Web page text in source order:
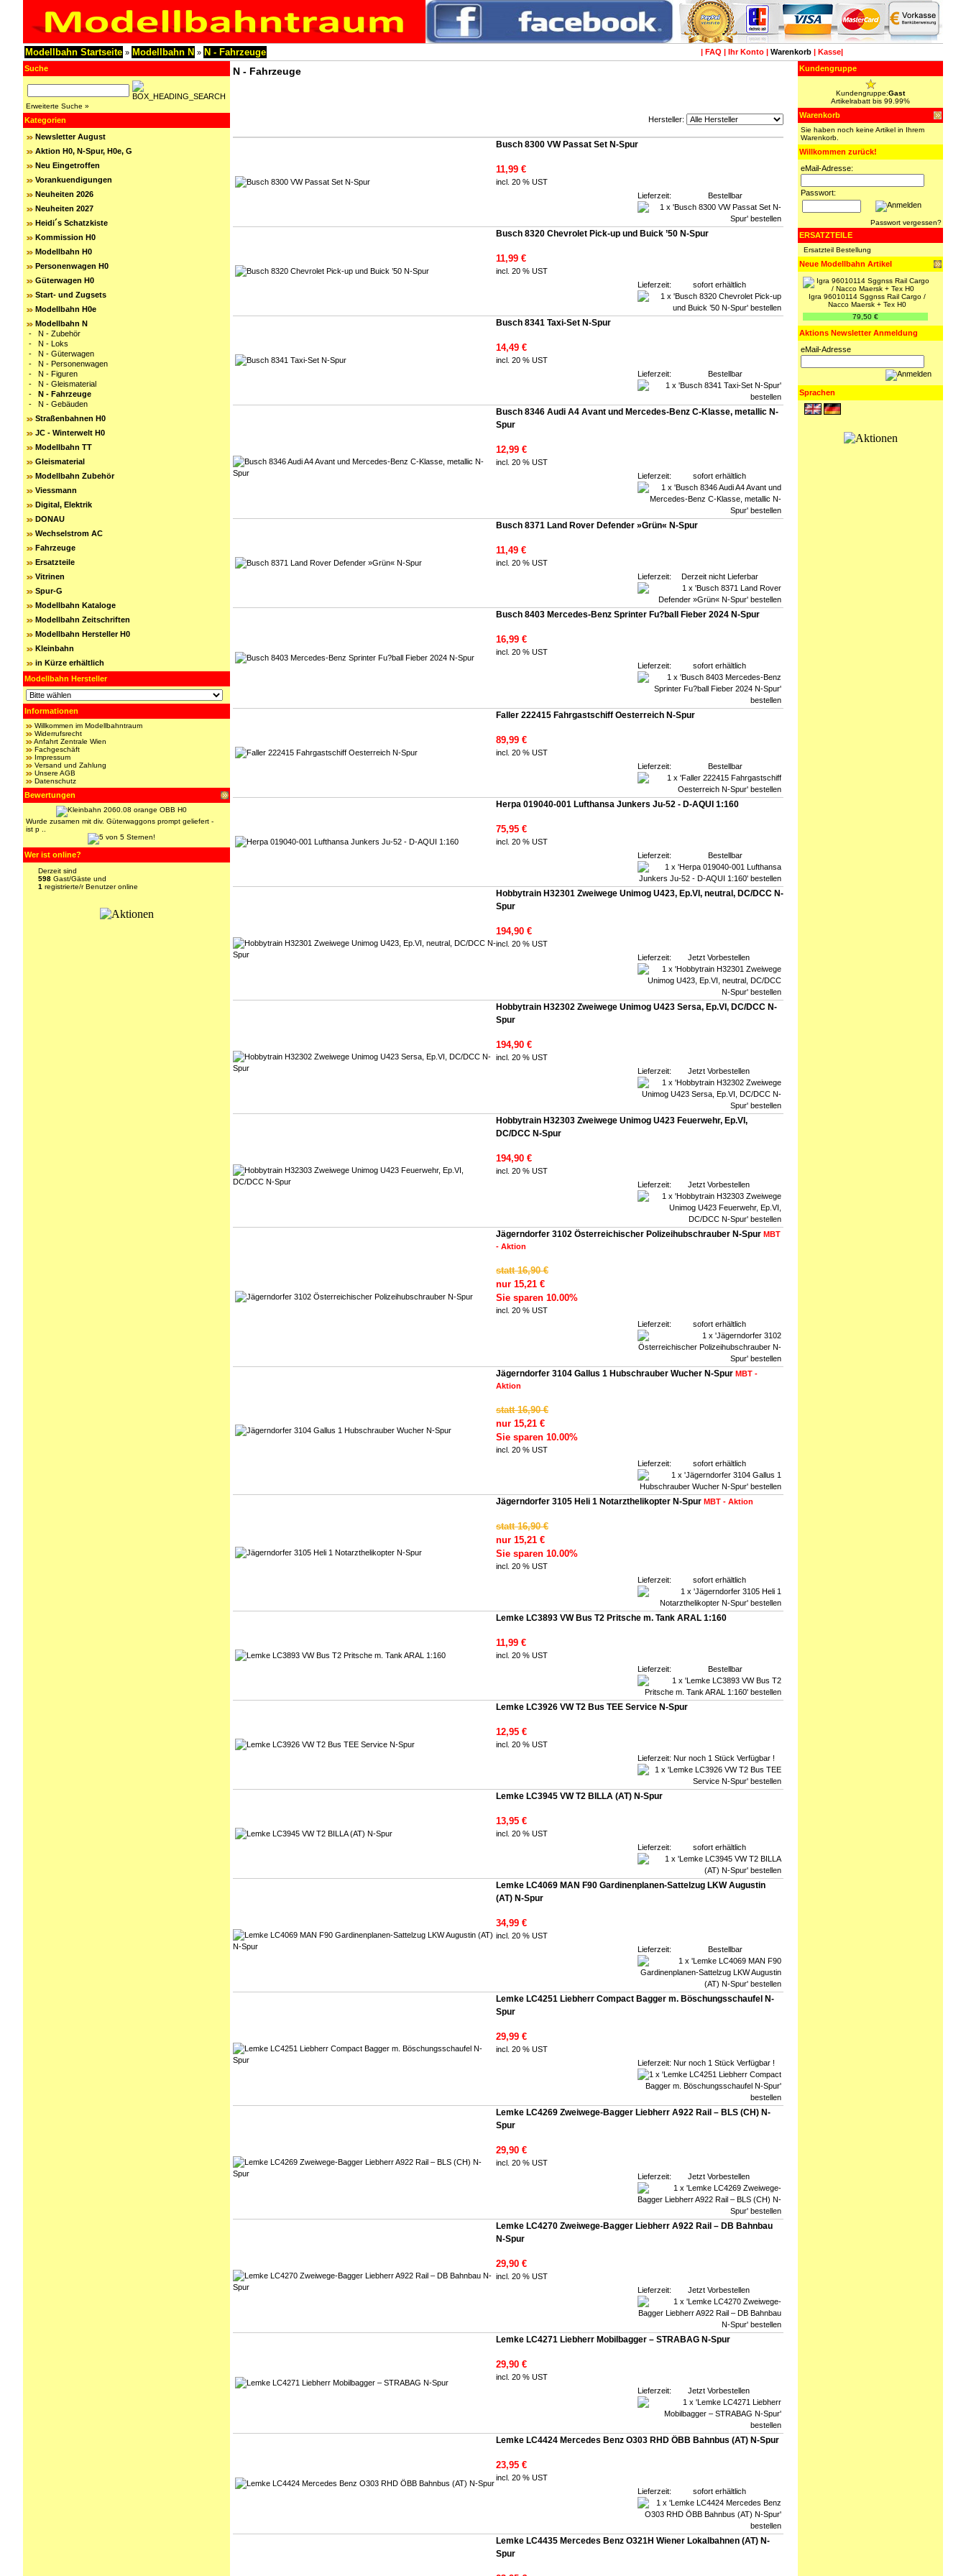
Modellbahn Startseite » Modellbahn N » N - Fahrzeuge | FAQ | Ihr Konto| Warenkorb| Kasse|
Suche
Erweiterte Suche »
Kategorien
Newsletter August
Aktion H0, N-Spur, H0e, G
Neu Eingetroffen
Vorankuendigungen
Neuheiten 2026
Neuheiten 2027
Heidi´s Schatzkiste
Kommission H0
Modellbahn H0
Personenwagen H0
Güterwagen H0
Start- und Zugsets
Modellbahn H0e
Modellbahn N
- N - Zubehör
- N - Loks
- N - Güterwagen
- N - Personenwagen
- N - Figuren
- N - Gleismaterial
- N - Fahrzeuge
- N - Gebäuden
Straßenbahnen H0
JC - Winterwelt H0
Modellbahn TT
Gleismaterial
Modellbahn Zubehör
Viessmann
Digital, Elektrik
DONAU
Wechselstrom AC
Fahrzeuge
Ersatzteile
Vitrinen
Spur-G
Modellbahn Kataloge
Modellbahn Zeitschriften
Modellbahn Hersteller H0
Kleinbahn
in Kürze erhältlich
Modellbahn Hersteller
Informationen
Willkommen im Modellbahntraum
Widerrufsrecht
Anfahrt Zentrale Wien
Fachgeschäft
Impressum
Versand und Zahlung
Unsere AGB
Datenschutz
Bewertungen
Wurde zusamen mit div. Güterwaggons prompt geliefert -
ist p ..
Wer ist online?
Derzeit sind
598 Gast/Gäste und
1 registrierte/r Benutzer online
N - Fahrzeuge
Hersteller:
Busch 8300 VW Passat Set N-Spur
11,99 €
incl. 20 % UST
Lieferzeit:
Bestellbar
Busch 8320 Chevrolet Pick-up und Buick ’50 N-Spur
11,99 €
incl. 20 % UST
Lieferzeit:
sofort erhältlich
Busch 8341 Taxi-Set N-Spur
14,49 €
incl. 20 % UST
Lieferzeit:
Bestellbar
Busch 8346 Audi A4 Avant und Mercedes-Benz C-Klasse, metallic N-
Spur
12,99 €
incl. 20 % UST
Lieferzeit:
sofort erhältlich
Busch 8371 Land Rover Defender »Grün« N-Spur
11,49 €
incl. 20 % UST
Lieferzeit:
Derzeit nicht Lieferbar
Busch 8403 Mercedes-Benz Sprinter Fu?ball Fieber 2024 N-Spur
16,99 €
incl. 20 % UST
Lieferzeit:
sofort erhältlich
Faller 222415 Fahrgastschiff Oesterreich N-Spur
89,99 €
incl. 20 % UST
Lieferzeit:
Bestellbar
Herpa 019040-001 Lufthansa Junkers Ju-52 - D-AQUI 1:160
75,95 €
incl. 20 % UST
Lieferzeit:
Bestellbar
Hobbytrain H32301 Zweiwege Unimog U423, Ep.VI, neutral, DC/DCC N-
Spur
194,90 €
incl. 20 % UST
Lieferzeit:
Jetzt Vorbestellen
Hobbytrain H32302 Zweiwege Unimog U423 Sersa, Ep.VI, DC/DCC N-
Spur
194,90 €
incl. 20 % UST
Lieferzeit:
Jetzt Vorbestellen
Hobbytrain H32303 Zweiwege Unimog U423 Feuerwehr, Ep.VI,
DC/DCC N-Spur
194,90 €
incl. 20 % UST
Lieferzeit:
Jetzt Vorbestellen
Jägerndorfer 3102 Österreichischer Polizeihubschrauber N-Spur MBT
- Aktion
statt 16,90 €
nur 15,21 €
Sie sparen 10.00%
incl. 20 % UST
Lieferzeit:
sofort erhältlich
Jägerndorfer 3104 Gallus 1 Hubschrauber Wucher N-Spur MBT -
Aktion
statt 16,90 €
nur 15,21 €
Sie sparen 10.00%
incl. 20 % UST
Lieferzeit:
sofort erhältlich
Jägerndorfer 3105 Heli 1 Notarzthelikopter N-Spur MBT - Aktion
statt 16,90 €
nur 15,21 €
Sie sparen 10.00%
incl. 20 % UST
Lieferzeit:
sofort erhältlich
Lemke LC3893 VW Bus T2 Pritsche m. Tank ARAL 1:160
11,99 €
incl. 20 % UST
Lieferzeit:
Bestellbar
Lemke LC3926 VW T2 Bus TEE Service N-Spur
12,95 €
incl. 20 % UST
Lieferzeit: Nur noch 1 Stück Verfügbar !
Lemke LC3945 VW T2 BILLA (AT) N-Spur
13,95 €
incl. 20 % UST
Lieferzeit:
sofort erhältlich
Lemke LC4069 MAN F90 Gardinenplanen-Sattelzug LKW Augustin
(AT) N-Spur
34,99 €
incl. 20 % UST
Lieferzeit:
Bestellbar
Lemke LC4251 Liebherr Compact Bagger m. Böschungsschaufel N-
Spur
29,99 €
incl. 20 % UST
Lieferzeit: Nur noch 1 Stück Verfügbar !
Lemke LC4269 Zweiwege-Bagger Liebherr A922 Rail – BLS (CH) N-
Spur
29,90 €
incl. 20 % UST
Lieferzeit:
Jetzt Vorbestellen
Lemke LC4270 Zweiwege-Bagger Liebherr A922 Rail – DB Bahnbau
N-Spur
29,90 €
incl. 20 % UST
Lieferzeit:
Jetzt Vorbestellen
Lemke LC4271 Liebherr Mobilbagger – STRABAG N-Spur
29,90 €
incl. 20 % UST
Lieferzeit:
Jetzt Vorbestellen
Lemke LC4424 Mercedes Benz O303 RHD ÖBB Bahnbus (AT) N-Spur
23,95 €
incl. 20 % UST
Lieferzeit:
sofort erhältlich
Lemke LC4435 Mercedes Benz O321H Wiener Lokalbahnen (AT) N-
Spur
Kundengruppe
Kundengruppe:Gast
Artikelrabatt bis 99.99%
Warenkorb
Sie haben noch keine Artikel in Ihrem
Warenkorb.
Willkommen zurück!
eMail-Adresse:
Passwort:
Passwort vergessen?
ERSATZTEILE
Ersatzteil Bestellung
Neue Modellbahn Artikel
Igra 96010114 Sggnss Rail Cargo /
Nacco Maersk + Tex H0
79,50 €
Aktions Newsletter Anmeldung
eMail-Adresse
Sprachen